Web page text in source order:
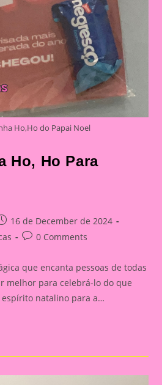
Ho,Ho do Papai Noel
Ho, Ho Para
16 de December de 2024
Post0 Comments
que encanta pessoas de todas
melhor para celebrá-lo do que
espírito natalino para a…